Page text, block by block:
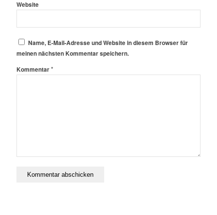
Website
Name, E-Mail-Adresse und Website in diesem Browser für
meinen nächsten Kommentar speichern.
Kommentar*